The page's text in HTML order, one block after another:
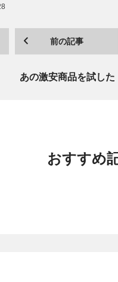
前の記事
あの激安商品を試した
おすすめ